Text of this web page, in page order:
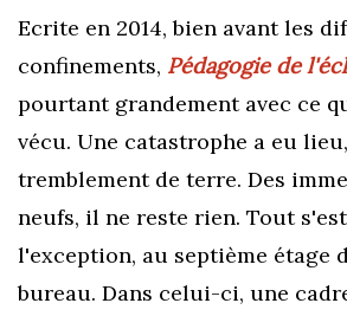
Ecrite en 2014,bien avant les
confinements, Pédagogie de
pourtant grandement avec ce
vécu. Une catastrophe a eu
tremblement de terre. Des
neufs, il ne reste rien. Tout
l'exception, au septième étage
bureau. Dans celui-ci, une